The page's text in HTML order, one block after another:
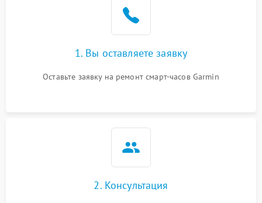
1. Вы оставляете заявку
Оставьте заявку на ремонт смарт-часов Garmin
2. Консультация